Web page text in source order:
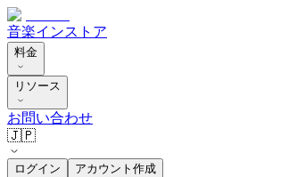
音楽インストア
料金
リソース
お問い合わせ
🇯🇵
ログイン アカウント作成